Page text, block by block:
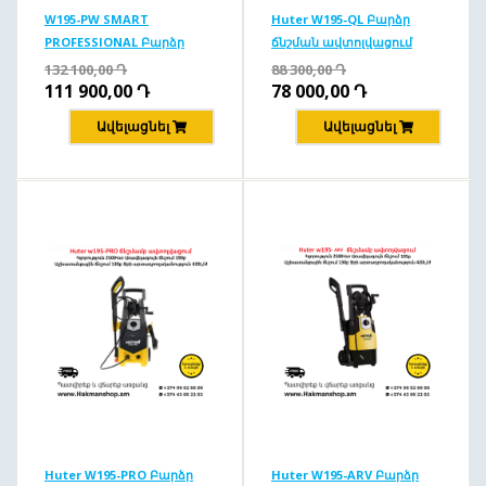
W195-PW SMART
PROFESSIONAL Բարձր
ճնշման ավտոլվացում
195բ/2500վտ
132 100,00Դ
111 900,00Դ
Ավելացնել
Huter W195-QL Բարձր
ճնշման ավտոլվացում
195բ/2500Վտ
88 300,00Դ
78 000,00Դ
Ավելացնել
Huter W195-PRO Բարձր Huter W195-ARV Բարձր